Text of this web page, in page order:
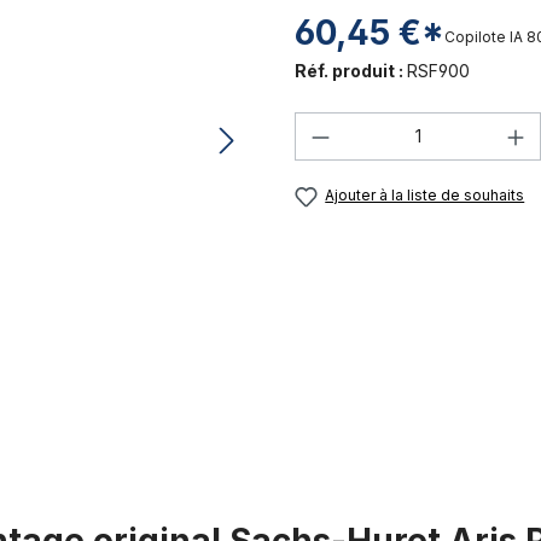
60,45 €* Copilote IA
Réf. produit : RSF900
Quantité de
Ajouter à la liste de souhaits